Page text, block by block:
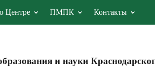
Центре ПМПК Контакты
и науки